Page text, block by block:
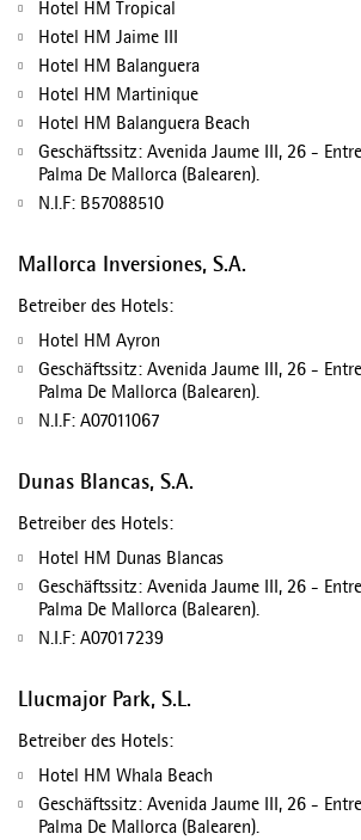
Hotel HM Tropical
Hotel HM Jaime III
Hotel HM Balanguera
Hotel HM Martinique
Hotel HM Balanguera Beach
Geschäftssitz: Avenida Jaume III, 26 -
Palma De Mallorca (Balearen).
N.I.F: B57088510
Mallorca Inversiones, S.A.
Betreiber des Hotels:
Hotel HM Ayron
Geschäftssitz: Avenida Jaume III, 26 -
Palma De Mallorca (Balearen).
N.I.F: A07011067
Dunas Blancas, S.A.
Betreiber des Hotels:
Hotel HM Dunas Blancas
Geschäftssitz: Avenida Jaume III, 26 -
Palma De Mallorca (Balearen).
N.I.F: A07017239
Llucmajor Park, S.L.
Betreiber des Hotels:
Hotel HM Whala Beach
Geschäftssitz: Avenida Jaume III, 26 -
Palma De Mallorca (Balearen).